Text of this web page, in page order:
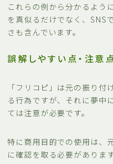
これらの例から分かるよう
を真似るだけでなく、SNS
さも含んでいます。
誤解しやすい点・注意
「フリコピ」は元の振り
る行為ですが、それに夢中
ては注意が必要です。
特に商用目的での使用は、
に確認を取る必要があります